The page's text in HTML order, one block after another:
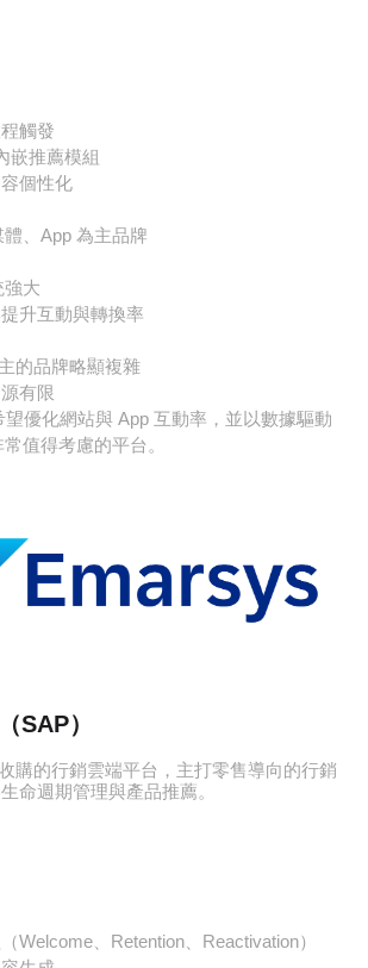
觸發
嵌推薦模組
個性化
、App 為主品牌
強大
升互動與轉換率
的品牌略顯複雜
有限
望優化網站與 App 互動率，並以數據驅動
值得考慮的平台。
SAP）
購的行銷雲端平台，主打零售導向的行銷
命週期管理與產品推薦。
Welcome、Retention、Reactivation）